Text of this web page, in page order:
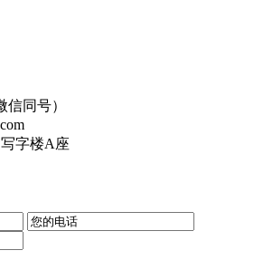
信同号）
字楼A座